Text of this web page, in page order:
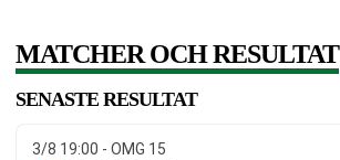
MATCHER OCH RESULTAT
SENASTE RESULTAT
3/8 19:00 - OMG 15